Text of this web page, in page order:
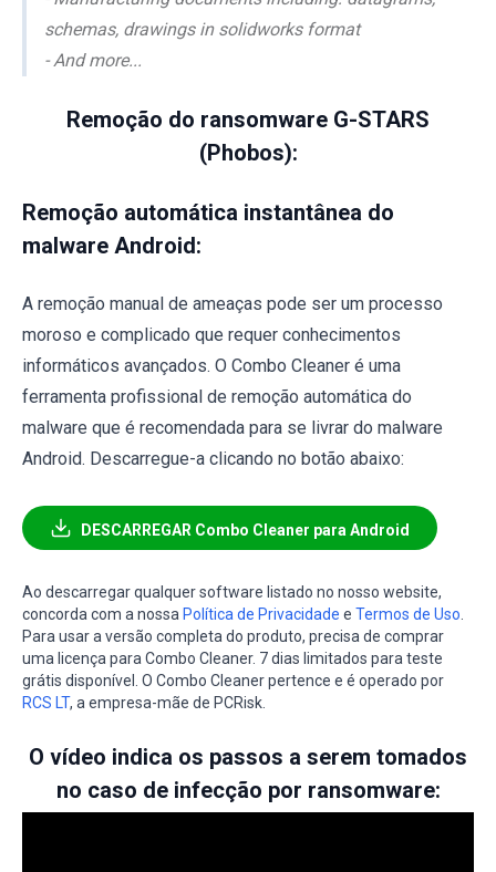
schemas, drawings in solidworks format
- And more...
Remoção do ransomware G-STARS
(Phobos):
Remoção automática instantânea do
malware Android:
A remoção manual de ameaças pode ser um processo
moroso e complicado que requer conhecimentos
informáticos avançados. O Combo Cleaner é uma
ferramenta profissional de remoção automática do
malware que é recomendada para se livrar do malware
Android. Descarregue-a clicando no botão abaixo:
DESCARREGAR Combo Cleaner para Android
Ao descarregar qualquer software listado no nosso website,
concorda com a nossa Política de Privacidade e Termos de Uso.
Para usar a versão completa do produto, precisa de comprar
uma licença para Combo Cleaner. 7 dias limitados para teste
grátis disponível. O Combo Cleaner pertence e é operado por
RCS LT, a empresa-mãe de PCRisk.
O vídeo indica os passos a serem tomados
no caso de infecção por ransomware: